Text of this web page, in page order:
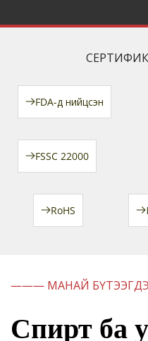
FDA-д нийцсэн
FSSC 22000
RoHS
——— МАНАЙ
Спирт ба